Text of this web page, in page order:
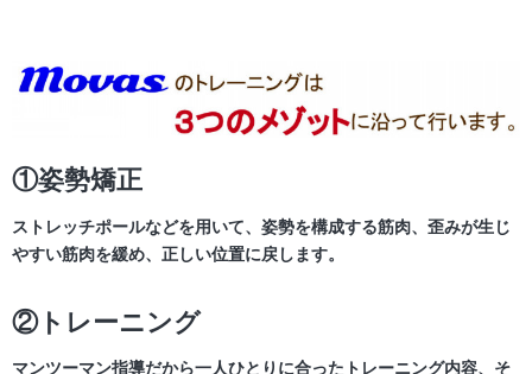
①姿勢矯正
ストレッチポールなどを用いて、姿勢を構成する筋肉、歪みが生じ
やすい筋肉を緩め、正しい位置に戻します。
②トレーニング